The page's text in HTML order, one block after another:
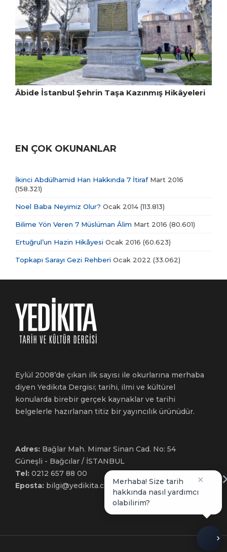
Âbide İstanbul Şehrin Taşa Kazınmış Hikâyeleri
EN ÇOK OKUNANLAR
İkinci Abdülhamid Han Hakkında 7 İtirafMart 2016
(158.321)
Noel Baba Neyimiz Olur? Ocak 2014 (113.813)
Bilime Yön Veren 7 Müslüman Âlim Mart 2016 (80.601)
Ertuğrul’un Hazin Hikâyesi Ocak 2016 (60.623)
Topkapı Sarayı Gezi Rehberi Ocak 2022 (33.062)
Eylül 2008’de çıkan ilk sayısı ile okurlarına merhaba
diyen Yedikıta Dergisi; tarihi, ilmi ve kültürel
konularda birebir gerçek kaynaklar ve tarihi
belgelerle hazırlanan titiz bir yayıncılık ürünüdür.
Adres: Bağlar Mah. Mimar Sinan Cad. No: 54
Güneşli - Bağcılar / İSTANBUL
Tel: 0212 657 88 00
Eposta: bilgi@yedikita.com.tr
×
Merhaba! Size tarih
hakkında nasıl yardımcı
olabilirim?